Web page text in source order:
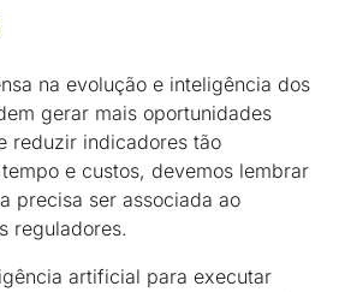
na evolução e inteligência dos
gerar mais oportunidades
reduzir indicadores tão
e custos, devemos lembrar
precisa ser associada ao
reguladores.
artificial para executar